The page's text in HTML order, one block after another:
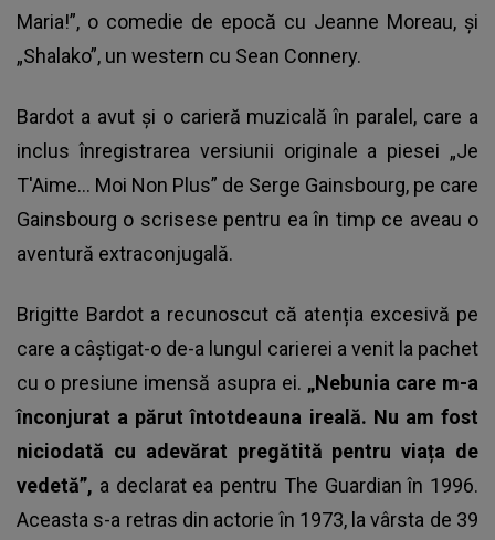
Maria!”, o comedie de epocă cu Jeanne Moreau, și
„Shalako”, un western cu Sean Connery.
Bardot a avut și o carieră muzicală în paralel, care a
inclus înregistrarea versiunii originale a piesei „Je
T'Aime... Moi Non Plus” de Serge Gainsbourg, pe care
Gainsbourg o scrisese pentru ea în timp ce aveau o
aventură extraconjugală.
Brigitte Bardot a recunoscut că atenția excesivă pe
care a câștigat-o de-a lungul carierei a venit la pachet
cu o presiune imensă asupra ei. „Nebunia care m-a
înconjurat a părut întotdeauna ireală. Nu am fost
niciodată cu adevărat pregătită pentru viața de
vedetă”, a declarat ea pentru The Guardian în 1996.
Aceasta s-a retras din actorie în 1973, la vârsta de 39